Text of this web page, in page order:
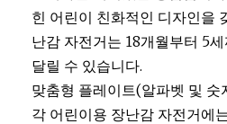
힌 어린이 친화적인 디자인을
난감 자전거는 18개월부터 5
달릴 수 있습니다.
맞춤형 플레이트(알파벳 및
각 어린이용 장난감 자전거에